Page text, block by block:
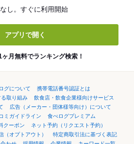
し。すぐに利用開始
アプリで開く
月無料でランキング検索！
グについて
携帯電話番号認証とは
取り組み
飲食店・飲食企業様向けサービス
広告（メーカー・団体様等向け）について
ミガイドライン
食べログプレミアム
クーポン
ネット予約（リクエスト予約）
（オプトアウト）
特定商取引法に基づく表記